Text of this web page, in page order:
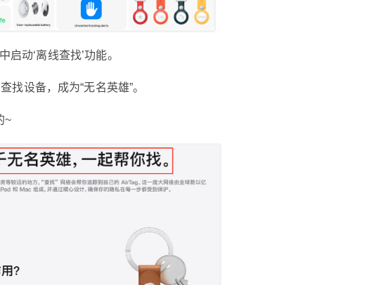
动‘离线查找’功能。
找设备，成为“无名英雄”。
~
庞大的网络！ 例如 AirTag被丢在一个离你很远的
地方，那对于你的 iPhone 而言，就无法连接到它
到自己的 AirTag。 而这个“查找”网络是由全球数
十亿的 iPhone、iPad 和 Mac 组成。 也就是说，
置中启动‘离线查找’功能。 这样这些设备才能够
加入“查找”网络，充当查找设备，成为“无名英
雄”。 有趣的是，这一项功能是出厂就默认开启的
one 习惯于用 AirTag 来跟踪个人物品，这也会进
一步增强苹果品牌的用户粘性。 这也是为什么苹
果会推出 AirTag 最主要原因之一。 有小伙伴看到